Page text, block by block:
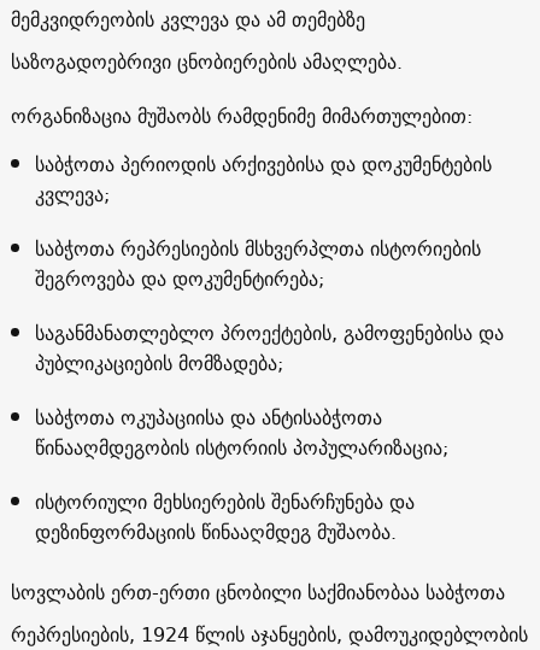
მემკვიდრეობის კვლევა და ამ თემებზე
საზოგადოებრივი ცნობიერების ამაღლება.
ორგანიზაცია მუშაობს რამდენიმე მიმართულებით:
საბჭოთა პერიოდის არქივებისა და დოკუმენტების
კვლევა;
საბჭოთა რეპრესიების მსხვერპლთა ისტორიების
შეგროვება და დოკუმენტირება;
საგანმანათლებლო პროექტების, გამოფენებისა და
პუბლიკაციების მომზადება;
საბჭოთა ოკუპაციისა და ანტისაბჭოთა
წინააღმდეგობის ისტორიის პოპულარიზაცია;
ისტორიული მეხსიერების შენარჩუნება და
დეზინფორმაციის წინააღმდეგ მუშაობა.
სოვლაბის ერთ-ერთი ცნობილი საქმიანობაა საბჭოთა
რეპრესიების, 1924 წლის აჯანყების, დამოუკიდებლობის